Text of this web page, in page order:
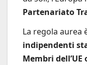
Partenariato
La regola aurea
indipendenti
Membri dell’UE